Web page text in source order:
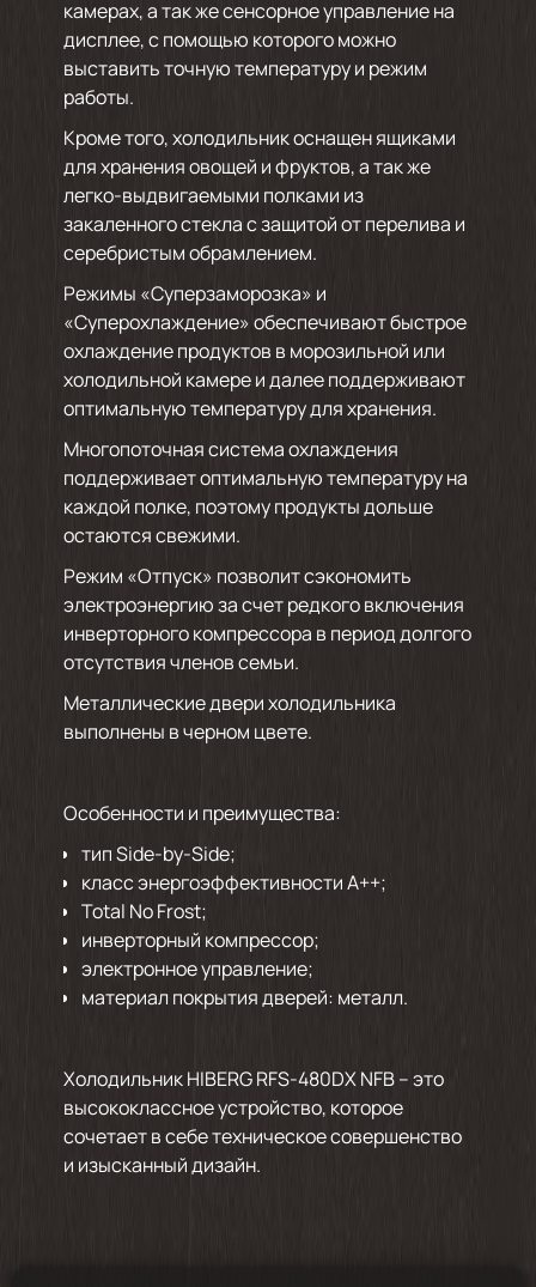
камерах, а так же сенсорное управление на
дисплее, с помощью которого можно
выставить точную температуру и режим
работы.
Кроме того, холодильник оснащен ящиками
для хранения овощей и фруктов, а так же
легко-выдвигаемыми полками из
закаленного стекла с защитой от перелива и
серебристым обрамлением.
Режимы «Суперзаморозка» и
«Суперохлаждение» обеспечивают быстрое
охлаждение продуктов в морозильной или
холодильной камере и далее поддерживают
оптимальную температуру для хранения.
Многопоточная система охлаждения
поддерживает оптимальную температуру на
каждой полке, поэтому продукты дольше
остаются свежими.
Режим «Отпуск» позволит сэкономить
электроэнергию за счет редкого включения
инверторного компрессора в период долгого
отсутствия членов семьи.
Металлические двери холодильника
выполнены в черном цвете.
Особенности и преимущества:
тип Side-by-Side;
класс энергоэффективности А++;
Total No Frost;
инверторный компрессор;
электронное управление;
материал покрытия дверей: металл.
Холодильник HIBERG RFS-480DX NFB – это
высококлассное устройство, которое
сочетает в себе техническое совершенство
и изысканный дизайн.